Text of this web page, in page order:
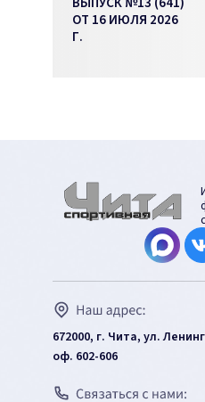
ОТ 16 ИЮЛЯ 2026
Г.
672000, г. Чита, ул.
оф. 602-606